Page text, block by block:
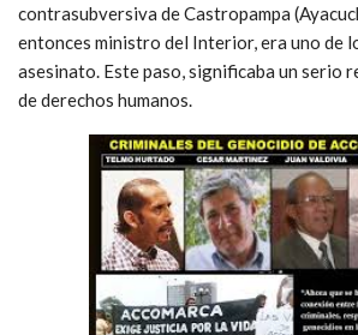
contrasubversiva de Castropampa
entonces ministro del Interior, era uno de
asesinato. Este paso, significaba un serio
de derechos humanos.